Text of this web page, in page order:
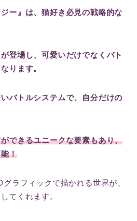
ジー』は、猫好き必見の戦略的な
登場し、可愛いだけでなくバト
ります。
バトルシステムで、自分だけの
できるユニークな要素もあり、
！
ラフィックで描かれる世界が、
てくれます。